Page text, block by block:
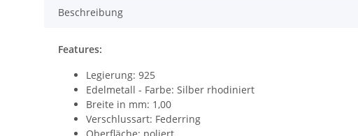
Beschreibung
Features:
Legierung: 925
Edelmetall - Farbe: Silber rhodiniert
Breite in mm: 1,00
Verschlussart: Federring